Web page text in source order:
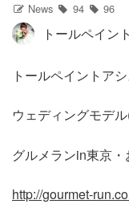
ブログ
写真館
カワコレ
News 94 96
トールペイン
トールペイントア
ウェディングモデ
グルメランin東京
http://gourmet-